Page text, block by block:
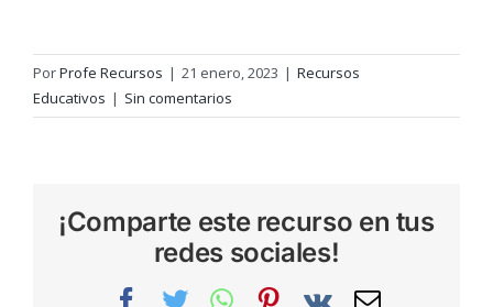
PorProfe Recursos | 21 enero, 2023 | Recursos
Educativos | Sin comentarios
¡Comparte este recurso en tus
redes sociales!
Facebook
TwitterWhatsAppPinterest
Vk
Correo